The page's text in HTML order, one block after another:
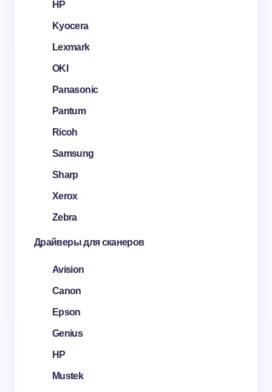
HP
Kyocera
Lexmark
OKI
Panasonic
Pantum
Ricoh
Samsung
Sharp
Xerox
Zebra
Драйверы для сканеров
Avision
Canon
Epson
Genius
HP
Mustek